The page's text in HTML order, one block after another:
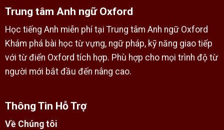
Trung tâm Anh ngữ Oxford
Học tiếng Anh miễn phí tại Trung tâm Anh ngữ Oxford
Khám phá bài học từ vựng, ngữ pháp, kỹ năng giao tiếp
với từ điển Oxford tích hợp. Phù hợp cho mọi trình độ từ
người mới bắt đầu đến nâng cao.
Thông Tin Hỗ Trợ
Về Chúng tôi